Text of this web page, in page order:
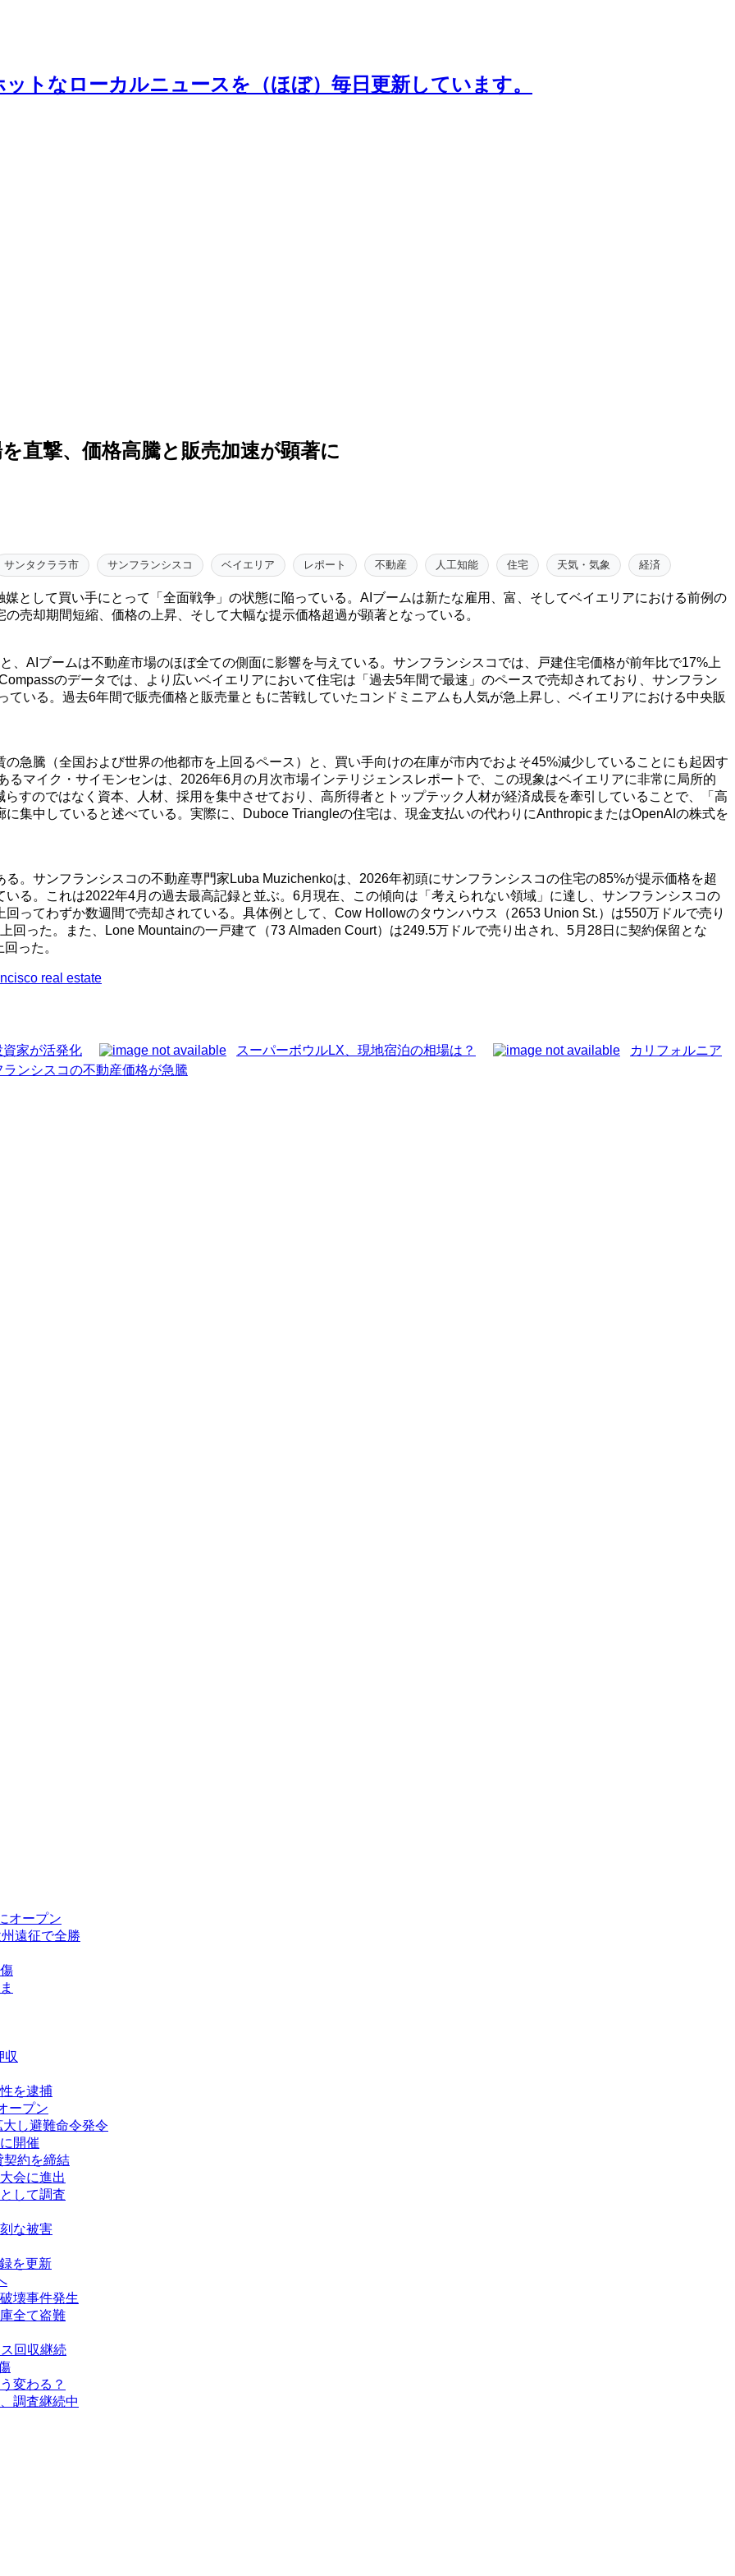
トなローカルニュースを（ほぼ）毎日更新しています。
直撃、価格高騰と販売加速が顕著に
サンタクララ市 サンフランシスコ ベイエリア レポート 不動産 人工知能 住宅 天気・気象 経済
として買い手にとって「全面戦争」の状態に陥っている。AIブームは新たな雇用、富、そしてベイエリアにおける前例の
売却期間短縮、価格の上昇、そして大幅な提示価格超過が顕著となっている。
、AIブームは不動産市場のほぼ全ての側面に影響を与えている。サンフランシスコでは、戸建住宅価格が前年比で17%上
のデータでは、より広いベイエリアにおいて住宅は「過去5年間で最速」のペースで売却されており、サンフラン
いる。過去6年間で販売価格と販売量ともに苦戦していたコンドミニアムも人気が急上昇し、ベイエリアにおける中央販
急騰（全国および世界の他都市を上回るペース）と、買い手向けの在庫が市内でおよそ45%減少していることにも起因す
マイク・サイモンセンは、2026年6月の月次市場インテリジェンスレポートで、この現象はベイエリアに非常に局所的
すのではなく資本、人材、採用を集中させており、高所得者とトップテック人材が経済成長を牽引していることで、「高
集中していると述べている。実際に、Duboce Triangleの住宅は、現金支払いの代わりにAnthropicまたはOpenAIの株式を
。サンフランシスコの不動産専門家Luba Muzichenkoは、2026年初頭にサンフランシスコの住宅の85%が提示価格を超
る。これは2022年4月の過去最高記録と並ぶ。6月現在、この傾向は「考えられない領域」に達し、サンフランシスコの
ってわずか数週間で売却されている。具体例として、Cow Hollowのタウンハウス（2653 Union St.）は550万ドルで売り
回った。また、Lone Mountainの一戸建て（73 Almaden Court）は249.5万ドルで売り出され、5月28日に契約保留とな
った。
real estate
家が活発化 スーパーボウルLX、現地宿泊の相場は？
カリフォルニア
ンシスコの不動産価格が急騰
オープン
遠征で全勝
収
を逮捕
ープン
し避難命令発令
開催
契約を締結
会に進出
して調査
な被害
を更新
壊事件発生
全て盗難
回収継続
変わる？
調査継続中